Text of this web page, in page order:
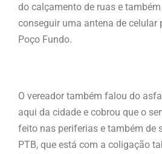
do calçamento de ruas e
conseguir uma antena de celular
Poço Fundo.
O vereador também falou do
aqui da cidade e cobrou que o
feito nas periferias e também de
PTB, que está com a coligação